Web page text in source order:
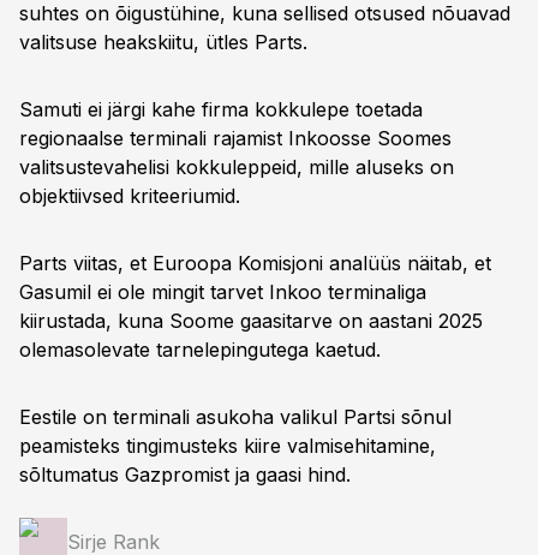
suhtes on õigustühine, kuna sellised otsused nõuavad
valitsuse heakskiitu, ütles Parts.
Samuti ei järgi kahe firma kokkulepe toetada
regionaalse terminali rajamist Inkoosse Soomes
valitsustevahelisi kokkuleppeid, mille aluseks on
objektiivsed kriteeriumid.
Parts viitas, et Euroopa Komisjoni analüüs näitab, et
Gasumil ei ole mingit tarvet Inkoo terminaliga
kiirustada, kuna Soome gaasitarve on aastani 2025
olemasolevate tarnelepingutega kaetud.
Eestile on terminali asukoha valikul Partsi sõnul
peamisteks tingimusteks kiire valmisehitamine,
sõltumatus Gazpromist ja gaasi hind.
Sirje Rank